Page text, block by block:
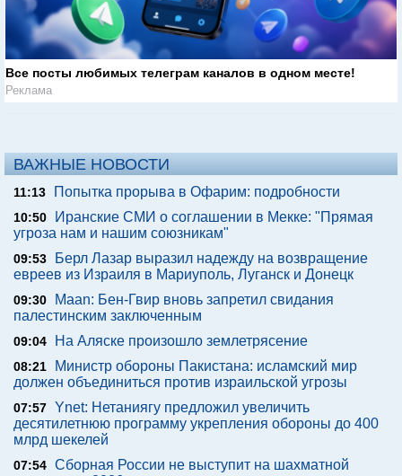
Все посты любимых телеграм каналов в одном месте!
Реклама
ВАЖНЫЕ НОВОСТИ
11:13 Попытка прорыва в Офарим: подробности
10:50
Иранские СМИ о соглашении в Мекке: "Прямая
угроза нам и нашим союзникам"
09:53
Берл Лазар выразил надежду на возвращение
евреев из Израиля в Мариуполь, Луганск и Донецк
09:30
Maan: Бен-Гвир вновь запретил свидания
палестинским заключенным
09:04 На Аляске произошло землетрясение
08:21
Министр обороны Пакистана: исламский мир
должен объединиться против израильской угрозы
07:57 Ynet: Нетаниягу предложил увеличить
десятилетнюю программу укрепления обороны до 400
млрд шекелей
07:54 Сборная России не выступит на шахматной